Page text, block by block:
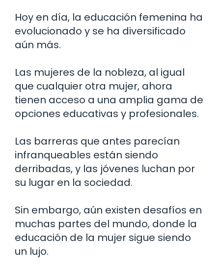
Hoy en día, la educación femenina ha
evolucionado y se ha diversificado
aún más.
Las mujeres de la nobleza, al igual
que cualquier otra mujer, ahora
tienen acceso a una amplia gama de
opciones educativas y profesionales.
Las barreras que antes parecían
infranqueables están siendo
derribadas, y las jóvenes luchan por
su lugar en la sociedad.
Sin embargo, aún existen desafíos en
muchas partes del mundo, donde la
educación de la mujer sigue siendo
un lujo.